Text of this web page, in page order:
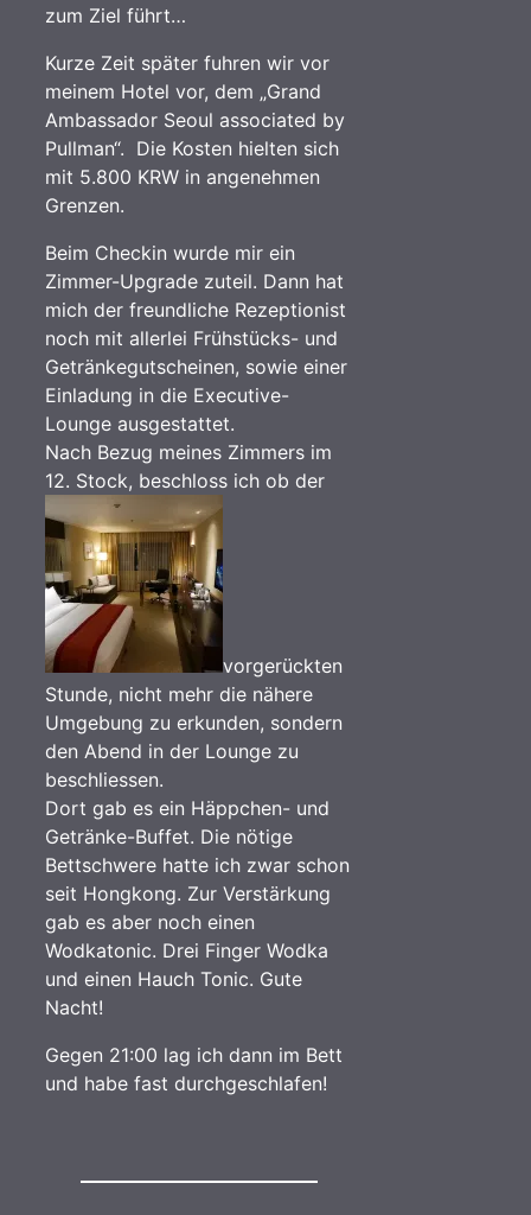
zum Ziel führt…
Kurze Zeit später fuhren wir vor
meinem Hotel vor, dem „Grand
Ambassador Seoul associated by
Pullman“. Die Kosten hielten sich
mit 5.800 KRW in angenehmen
Grenzen.
Beim Checkin wurde mir ein
Zimmer-Upgrade zuteil. Dann hat
mich der freundliche Rezeptionist
noch mit allerlei Frühstücks- und
Getränkegutscheinen, sowie einer
Einladung in die Executive-
Lounge ausgestattet.
Nach Bezug meines Zimmers im
12. Stock, beschloss ich ob der
vorgerückten
Stunde, nicht mehr die nähere
Umgebung zu erkunden, sondern
den Abend in der Lounge zu
beschliessen.
Dort gab es ein Häppchen- und
Getränke-Buffet. Die nötige
Bettschwere hatte ich zwar schon
seit Hongkong. Zur Verstärkung
gab es aber noch einen
Wodkatonic. Drei Finger Wodka
und einen Hauch Tonic. Gute
Nacht!
Gegen 21:00 lag ich dann im Bett
und habe fast durchgeschlafen!